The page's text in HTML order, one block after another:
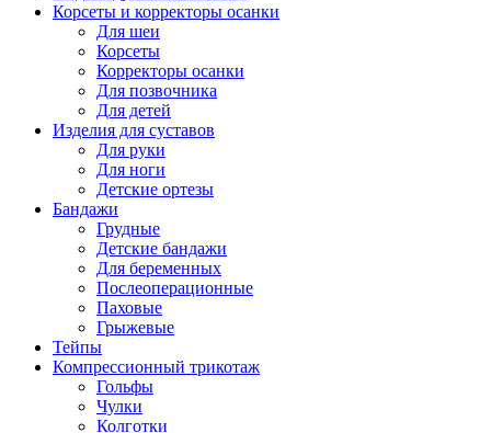
Корсеты и корректоры осанки
Для шеи
Корсеты
Корректоры осанки
Для позвочника
Для детей
Изделия для суставов
Для руки
Для ноги
Детские ортезы
Бандажи
Грудные
Детские бандажи
Для беременных
Послеоперационные
Паховые
Грыжевые
Тейпы
Компрессионный трикотаж
Гольфы
Чулки
Колготки